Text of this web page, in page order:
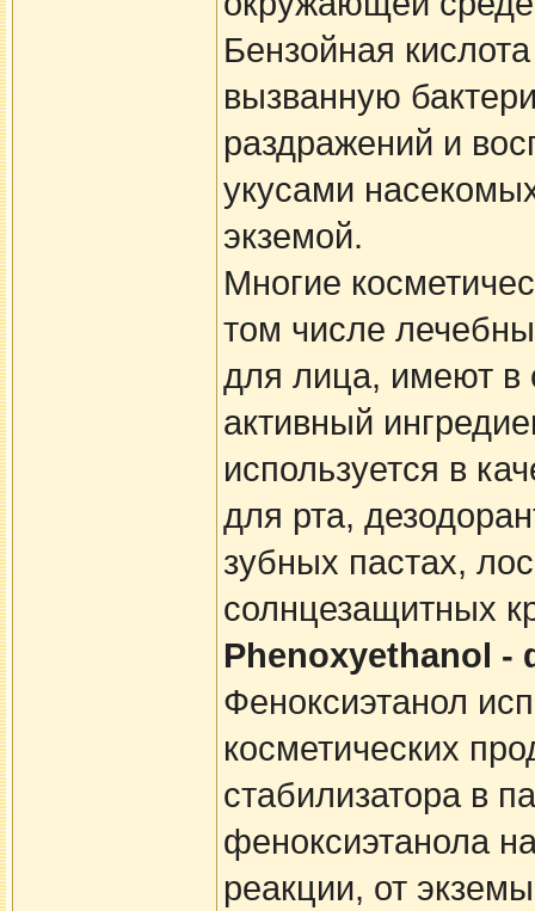
Бензойная
вызванную
раздражений и
укусами
экземой.
Многие
том числе
для лица, имеют в
активный
используется в
для рта,
зубных пастах,
солнцезащитных
Phenoxyethanol -
Феноксиэтанол
косметических
стабилизатора в
феноксиэтанола
реакции, от